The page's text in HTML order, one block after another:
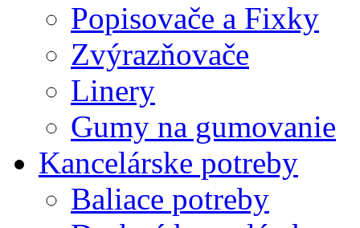
Popisovače a Fixky
Zvýrazňovače
Linery
Gumy na gumovanie
Kancelárske potreby
Baliace potreby